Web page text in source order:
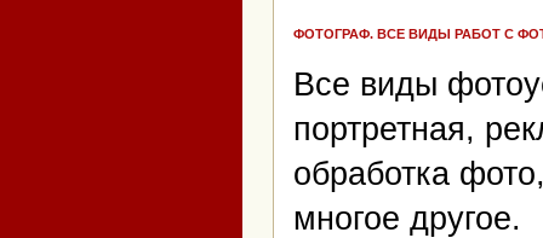
ФОТОГРАФ. ВСЕ ВИДЫ РАБОТ С
Все виды
портретная,
обработка
многое другое.